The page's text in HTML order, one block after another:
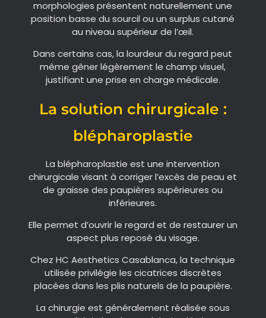
morphologies présentent naturellement une
position basse du sourcil ou un surplus cutané
au niveau supérieur de l’œil.
Dans certains cas, la lourdeur du regard peut
même gêner légèrement le champ visuel,
justifiant une prise en charge médicale.
La solution chirurgicale :
blépharoplastie
La blépharoplastie est une intervention
chirurgicale visant à corriger l’excès de peau et
de graisse des paupières supérieures ou
inférieures.
Elle permet d’ouvrir le regard et de restaurer un
aspect plus reposé du visage.
Chez HC Aesthetics Casablanca, la technique
utilisée privilégie les cicatrices discrètes
placées dans les plis naturels de la paupière.
La chirurgie est généralement réalisée sous